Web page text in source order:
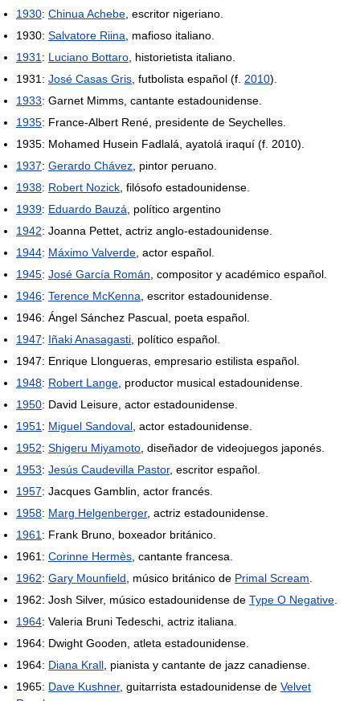
1930: Chinua Achebe, escritor nigeriano.
1930: Salvatore Riina, mafioso italiano.
1931: Luciano Bottaro, historietista italiano.
1931: José Casas Gris, futbolista español (f. 2010).
1933: Garnet Mimms, cantante estadounidense.
1935: France-Albert René, presidente de Seychelles.
1935: Mohamed Husein Fadlalá, ayatolá iraquí (f. 2010).
1937: Gerardo Chávez, pintor peruano.
1938: Robert Nozick, filósofo estadounidense.
1939: Eduardo Bauzá, político argentino
1942: Joanna Pettet, actriz anglo-estadounidense.
1944: Máximo Valverde, actor español.
1945: José García Román, compositor y académico español.
1946: Terence McKenna, escritor estadounidense.
1946: Ángel Sánchez Pascual, poeta español.
1947: Iñaki Anasagasti, político español.
1947: Enrique Llongueras, empresario estilista español.
1948: Robert Lange, productor musical estadounidense.
1950: David Leisure, actor estadounidense.
1951: Miguel Sandoval, actor estadounidense.
1952: Shigeru Miyamoto, diseñador de videojuegos japonés.
1953: Jesús Caudevilla Pastor, escritor español.
1957: Jacques Gamblin, actor francés.
1958: Marg Helgenberger, actriz estadounidense.
1961: Frank Bruno, boxeador británico.
1961: Corinne Hermès, cantante francesa.
1962: Gary Mounfield, músico británico de Primal Scream.
1962: Josh Silver, músico estadounidense de Type O Negative.
1964: Valeria Bruni Tedeschi, actriz italiana.
1964: Dwight Gooden, atleta estadounidense.
1964: Diana Krall, pianista y cantante de jazz canadiense.
1965: Dave Kushner, guitarrista estadounidense de Velvet